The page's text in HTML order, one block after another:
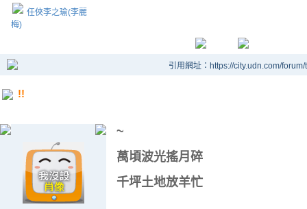
任俠李之瑜(李麗
梅)
引用網址：https://city.udn.com/
!!
~
萬頃波光搖月碎
千坪土地放羊忙